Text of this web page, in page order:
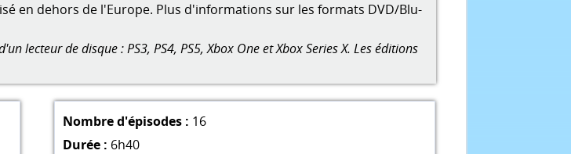
en dehors de l'Europe. Plus d'informations sur les formats DVD/Blu-
lecteur de disque : PS3, PS4, PS5, Xbox One et Xbox Series X. Les éditions
Nombre d'épisodes : 16
Durée : 6h40